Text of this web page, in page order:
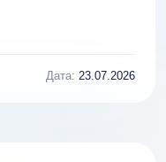
Дата: 23.07.2026